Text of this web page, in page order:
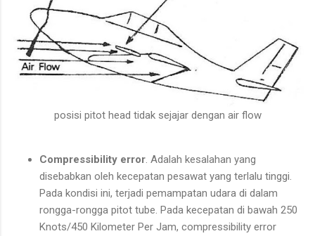
posisi pitot head tidak sejajar dengan air flow
Compressibility error . Adalah kesalahan yang
disebabkan oleh kecepatan pesawat yang terlalu tinggi.
Pada kondisi ini, terjadi pemampatan udara di dalam
rongga-rongga pitot tube. Pada kecepatan di bawah 250
Knots/450 Kilometer Per Jam, compressibility error